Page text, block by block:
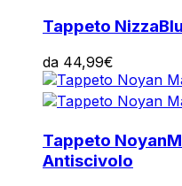
Tappeto Nizza
da 44,99€
Tappeto Noyan
Antiscivolo